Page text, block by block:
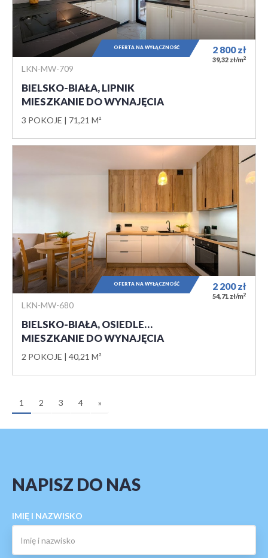
LKN-MW-709
BIELSKO-BIAŁA, LIPNIK
MIESZKANIE DO WYNAJĘCIA
3 POKOJE 71,21 M²
2 800zł
39,32 zł/m2
OFERTA NA WYŁĄCZNOŚĆ
LKN-MW-680
BIELSKO-BIAŁA, OSIEDLE…
MIESZKANIE DO WYNAJĘCIA
2 POKOJE 40,21 M²
2 200zł
54,71 zł/m2
OFERTA NA WYŁĄCZNOŚĆ
1 2 3 4 »
NAPISZ DO NAS
IMIĘ I NAZWISKO